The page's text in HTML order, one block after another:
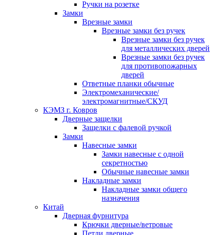
Ручки на розетке
Замки
Врезные замки
Врезные замки без ручек
Врезные замки без ручек
для металлических дверей
Врезные замки без ручек
для противопожарных
дверей
Ответные планки обычные
Электромеханические/
электромагнитные/СКУД
КЭМЗ г. Ковров
Дверные защелки
Защелки с фалевой ручкой
Замки
Навесные замки
Замки навесные с одной
секретностью
Обычные навесные замки
Накладные замки
Накладные замки общего
назначения
Китай
Дверная фурнитура
Крючки дверные/ветровые